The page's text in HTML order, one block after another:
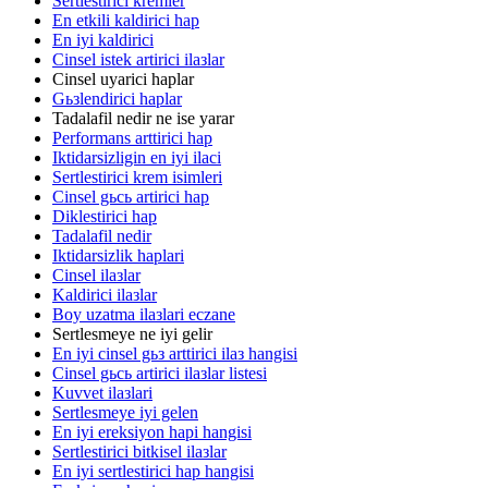
En etkili kaldirici hap
En iyi kaldirici
Cinsel istek artirici ilaзlar
Cinsel uyarici haplar
Gьзlendirici haplar
Tadalafil nedir ne ise yarar
Performans arttirici hap
Iktidarsizligin en iyi ilaci
Sertlestirici krem isimleri
Cinsel gьcь artirici hap
Diklestirici hap
Tadalafil nedir
Iktidarsizlik haplari
Cinsel ilaзlar
Kaldirici ilaзlar
Boy uzatma ilaзlari eczane
Sertlesmeye ne iyi gelir
En iyi cinsel gьз arttirici ilaз hangisi
Cinsel gьcь artirici ilaзlar listesi
Kuvvet ilaзlari
Sertlesmeye iyi gelen
En iyi ereksiyon hapi hangisi
Sertlestirici bitkisel ilaзlar
En iyi sertlestirici hap hangisi